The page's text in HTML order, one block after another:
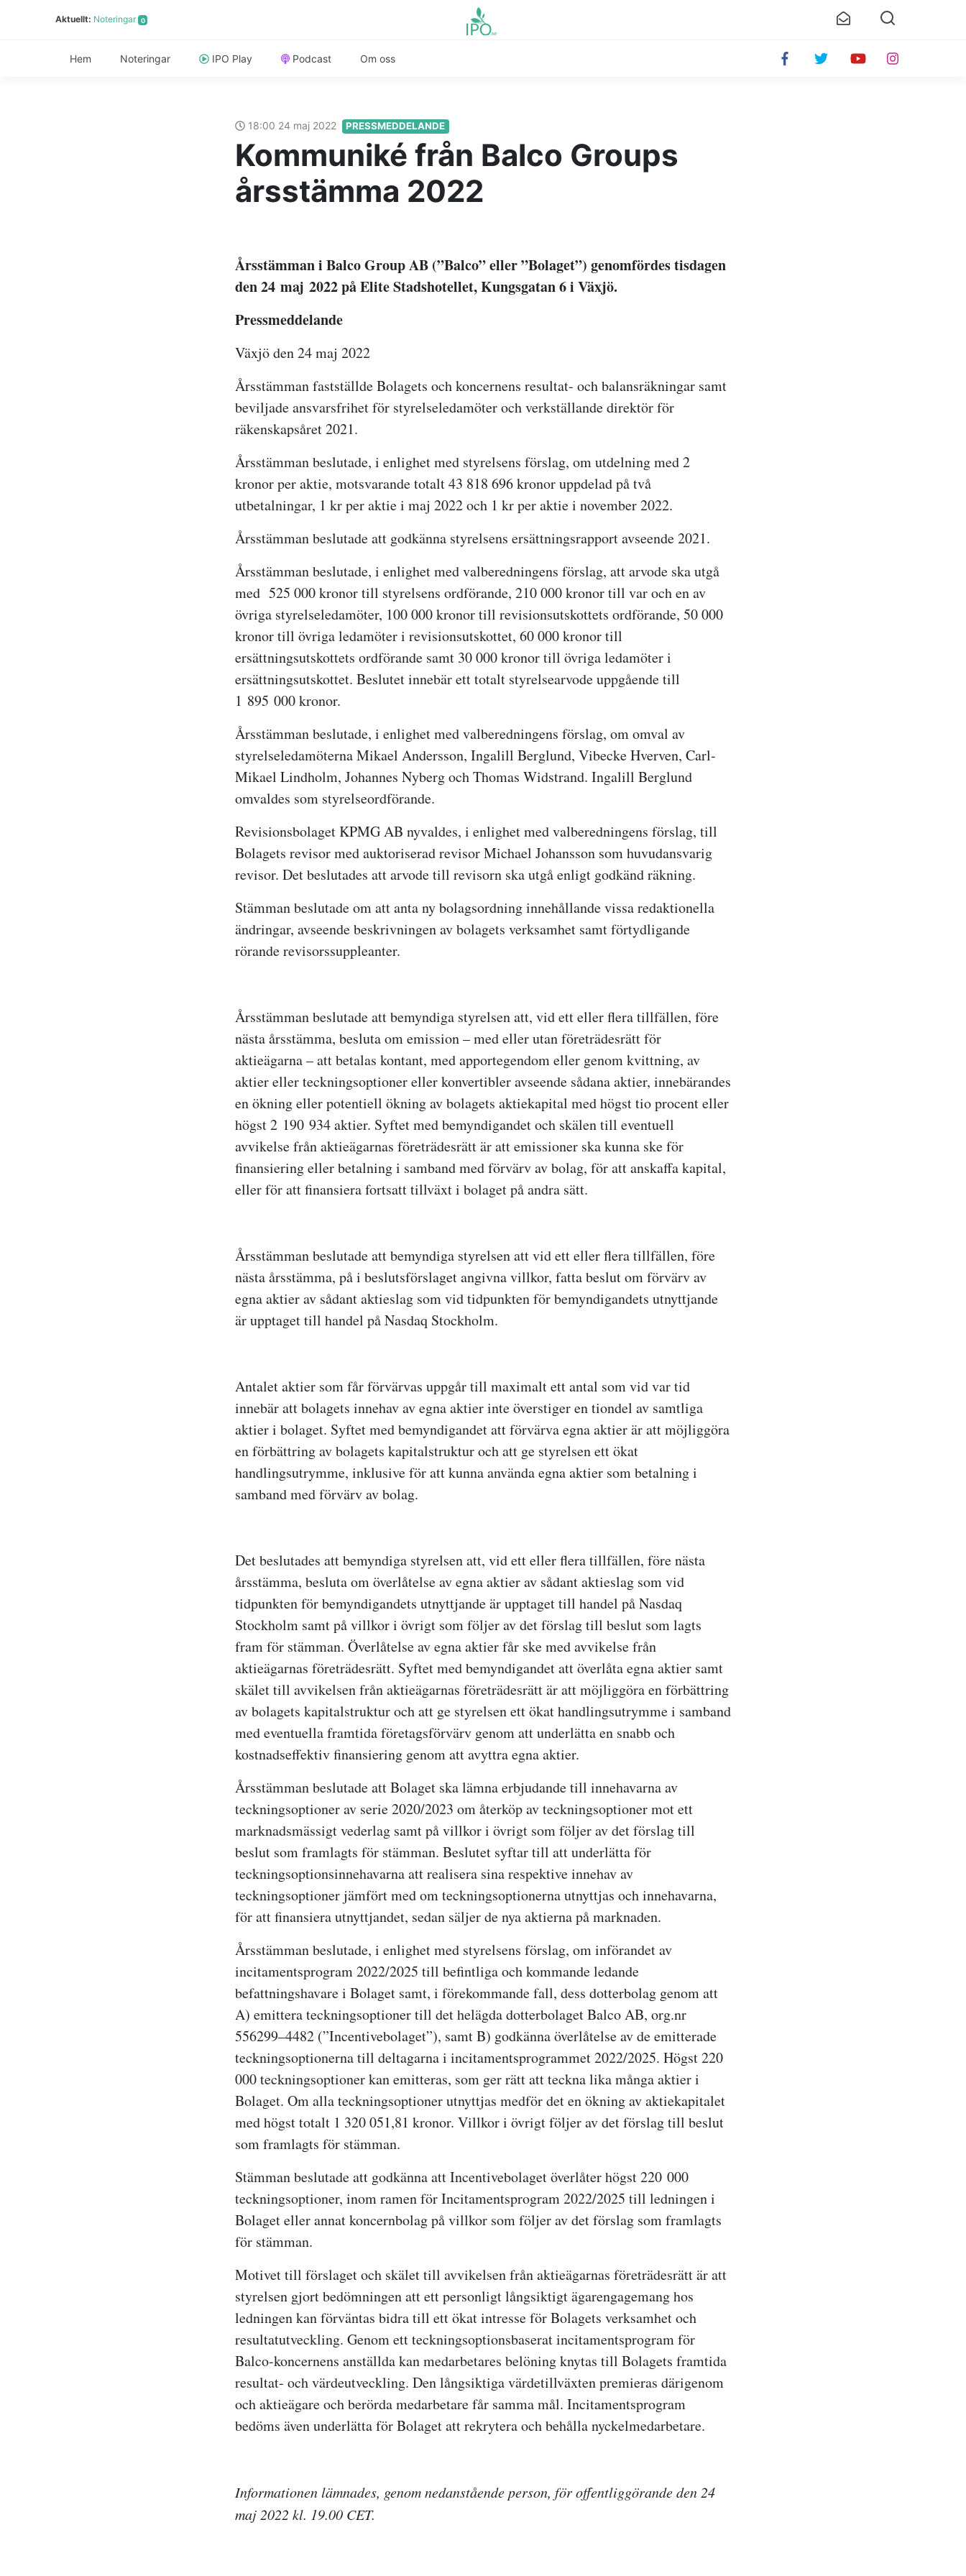
Aktuellt: Noteringar 0
Hem Noteringar IPO Play Podcast Om oss
18:00 24 maj 2022 PRESSMEDDELANDE
Kommuniké från Balco Groups
årsstämma 2022
Årsstämman i Balco Group AB (”Balco” eller ”Bolaget”) genomfördes tisdagen
den 24 maj 2022 på Elite Stadshotellet, Kungsgatan 6 i Växjö.
Pressmeddelande
Växjö den 24 maj 2022
Årsstämman fastställde Bolagets och koncernens resultat- och balansräkningar samt
beviljade ansvarsfrihet för styrelseledamöter och verkställande direktör för
räkenskapsåret 2021.
Årsstämman beslutade, i enlighet med styrelsens förslag, om utdelningmed 2
kronor per aktie, motsvarande totalt 43 818 696 kronor uppdelad på två
utbetalningar, 1 kr per aktie i maj 2022 och 1 kr per aktie i november 2022.
Årsstämman beslutade att godkänna styrelsens ersättningsrapport avseende 2021.
Årsstämman beslutade, i enlighet med valberedningens förslag, att arvode ska utgå
med 525 000 kronor till styrelsens ordförande, 210 000 kronor till var och en av
övriga styrelseledamöter, 100 000 kronor till revisionsutskottets ordförande, 50 000
kronor till övriga ledamöter i revisionsutskottet, 60 000 kronor till
ersättningsutskottets ordförande samt 30 000 kronor till övriga ledamöter i
ersättningsutskottet. Beslutet innebär ett totalt styrelsearvode uppgående till
1 895 000 kronor.
Årsstämman beslutade, i enlighet med valberedningens förslag, om omval av
styrelseledamöterna Mikael Andersson, Ingalill Berglund, Vibecke Hverven, Carl-
Mikael Lindholm, Johannes Nyberg och Thomas Widstrand. Ingalill Berglund
omvaldes som styrelseordförande.
Revisionsbolaget KPMG AB nyvaldes, i enlighet med valberedningens förslag, till
Bolagets revisor med auktoriserad revisor Michael Johansson som huvudansvarig
revisor. Det beslutades att arvode till revisorn ska utgå enligt godkänd räkning.
Stämman beslutade om att anta ny bolagsordning innehållande vissa redaktionella
ändringar, avseende beskrivningen av bolagets verksamhet samt förtydligande
rörande revisorssuppleanter.
Årsstämman beslutade att bemyndiga styrelsen att, vid ett eller flera tillfällen, före
nästa årsstämma, besluta om emission – med eller utan företrädesrätt för
aktieägarna – att betalas kontant, med apportegendom eller genom kvittning, av
aktier eller teckningsoptioner eller konvertibler avseende sådana aktier, innebärandes
en ökning eller potentiell ökning av bolagets aktiekapital med högst tio procent eller
högst 2 190 934 aktier. Syftet med bemyndigandet och skälen till eventuell
avvikelse från aktieägarnas företrädesrätt är att emissioner ska kunna ske för
finansiering eller betalning i samband med förvärv av bolag, för att anskaffa kapital,
eller för att finansiera fortsatt tillväxt i bolaget på andra sätt.
Årsstämman beslutade att bemyndiga styrelsen att vid ett eller flera tillfällen, före
nästa årsstämma, på i beslutsförslaget angivna villkor, fatta beslut om förvärv av
egna aktier av sådant aktieslag som vid tidpunkten för bemyndigandets utnyttjande
är upptaget till handel på Nasdaq Stockholm.
Antalet aktier som får förvärvas uppgår till maximalt ett antal som vid var tid
innebär att bolagets innehav av egna aktier inte överstiger en tiondel av samtliga
aktier i bolaget. Syftet med bemyndigandet att förvärva egna aktier är att möjliggöra
en förbättring av bolagets kapitalstruktur och att ge styrelsen ett ökat
handlingsutrymme, inklusive för att kunna använda egna aktier som betalning i
samband med förvärv av bolag.
Det beslutades att bemyndiga styrelsen att, vid ett eller flera tillfällen, före nästa
årsstämma, besluta om överlåtelse av egna aktier av sådant aktieslag som vid
tidpunkten för bemyndigandets utnyttjande är upptaget till handel på Nasdaq
Stockholm samt på villkor i övrigt som följer av det förslag till beslut som lagts
fram för stämman. Överlåtelse av egna aktier får ske med avvikelse från
aktieägarnas företrädesrätt. Syftet med bemyndigandet att överlåta egna aktier samt
skälet till avvikelsen från aktieägarnas företrädesrätt är att möjliggöra en förbättring
av bolagets kapitalstruktur och att ge styrelsen ett ökat handlingsutrymme i samband
med eventuella framtida företagsförvärv genom att underlätta en snabb och
kostnadseffektiv finansiering genom att avyttra egna aktier.
Årsstämman beslutade att Bolaget ska lämna erbjudande till innehavarna av
teckningsoptioner av serie 2020/2023 om återköp av teckningsoptioner mot ett
marknadsmässigt vederlag samt på villkor i övrigt som följer av det förslag till
beslut som framlagts för stämman. Beslutet syftar till att underlätta för
teckningsoptionsinnehavarna att realisera sina respektive innehav av
teckningsoptioner jämfört med om teckningsoptionerna utnyttjas och innehavarna,
för att finansiera utnyttjandet, sedan säljer de nya aktierna på marknaden.
Årsstämman beslutade, i enlighet med styrelsens förslag, om införandet av
incitamentsprogram 2022/2025 till befintliga och kommande ledande
befattningshavare i Bolaget samt, i förekommande fall, dess dotterbolag genom att
A) emittera teckningsoptioner till det helägda dotterbolaget Balco AB, org.nr
556299–4482 (”Incentivebolaget”), samt B) godkänna överlåtelse av de emitterade
teckningsoptionerna till deltagarna i incitamentsprogrammet 2022/2025. Högst 220
000 teckningsoptioner kan emitteras, som ger rätt att teckna lika många aktier i
Bolaget. Om alla teckningsoptioner utnyttjas medför det en ökning av aktiekapitalet
med högst totalt 1 320 051,81 kronor. Villkor i övrigt följer av det förslag till beslut
som framlagts för stämman.
Stämman beslutade att godkänna att Incentivebolaget överlåter högst 220 000
teckningsoptioner, inom ramen för Incitamentsprogram 2022/2025 till ledningen i
Bolaget eller annat koncernbolag på villkor som följer av det förslag som framlagts
för stämman.
Motivet till förslaget och skälet till avvikelsen från aktieägarnas företrädesrätt är att
styrelsen gjort bedömningen att ett personligt långsiktigt ägarengagemang hos
ledningen kan förväntas bidra till ett ökat intresse för Bolagets verksamhet och
resultatutveckling. Genom ett teckningsoptionsbaserat incitamentsprogram för
Balco-koncernens anställda kan medarbetares belöning knytas till Bolagets framtida
resultat- och värdeutveckling. Den långsiktiga värdetillväxten premieras därigenom
och aktieägare och berörda medarbetare får samma mål. Incitamentsprogram
bedöms även underlätta för Bolaget att rekrytera och behålla nyckelmedarbetare.
Informationen lämnades, genom nedanstående person, för offentliggörande den 24
maj 2022 kl. 19.00 CET.